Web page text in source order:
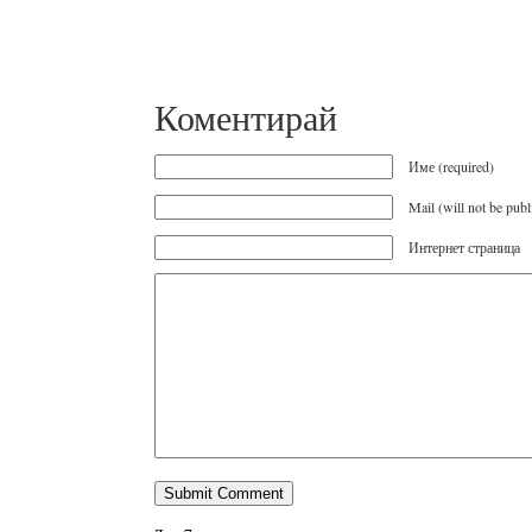
Коментирай
Име (required)
Mail (will not be
Интернет страница